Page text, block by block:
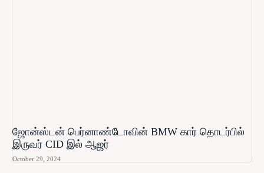
ஜோன்ஸ்டன் பெர்னாண்டோவின் BMW கார் தொடர்பில்
இருவர் CID இல் ஆஜர்
October 29, 2024